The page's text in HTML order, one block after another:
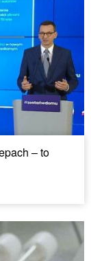
– to